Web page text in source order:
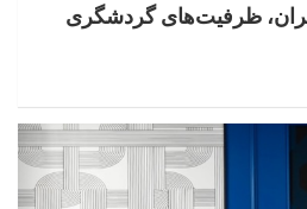
ظرفیت‌های گردشگری